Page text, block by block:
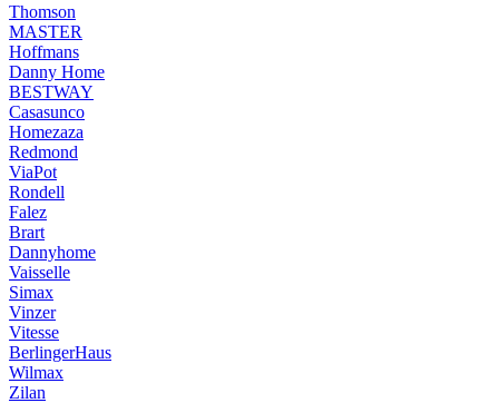
Thomson
MASTER
Hoffmans
Danny Home
BESTWAY
Casasunco
Homezaza
Redmond
ViaPot
Rondell
Falez
Brart
Dannyhome
Vaisselle
Simax
Vinzer
Vitesse
BerlingerHaus
Wilmax
Zilan